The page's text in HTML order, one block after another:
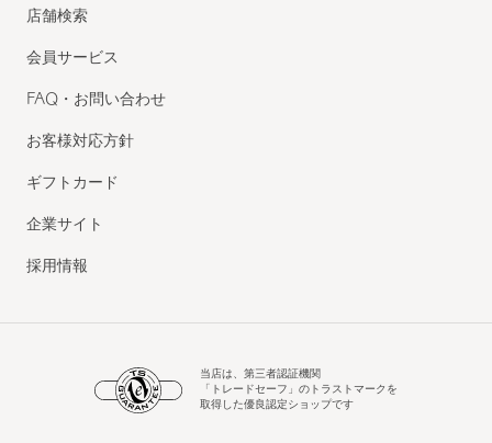
店舗検索
会員サービス
FAQ・お問い合わせ
お客様対応方針
ギフトカード
企業サイト
採用情報
当店は、第三者認証機関
「トレードセーフ」のトラストマークを
取得した優良認定ショップです